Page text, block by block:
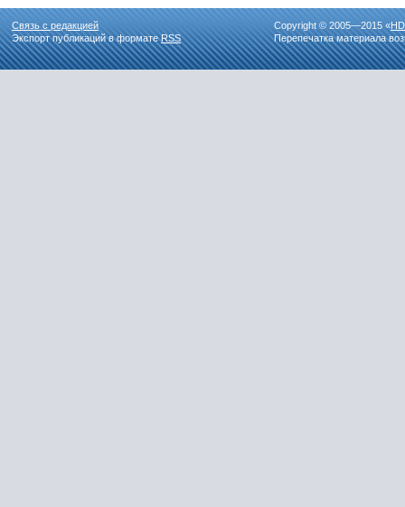
Связь с редакцией
Экспорт публикаций в форматеRSS
Copyright © 2005—2015 «
Перепечатка материала